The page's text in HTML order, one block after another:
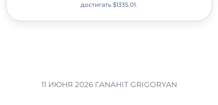
достигать $1335.01.
11 ИЮНЯ 2026 Г.ANAHIT GRIGORYAN